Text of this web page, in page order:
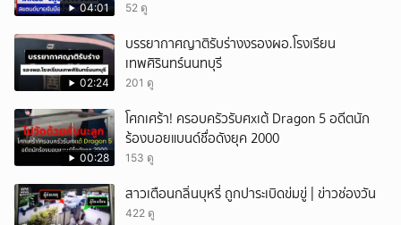
04:01 52 ดู
02:24
บรรยากาศญาติรับร่างงรองผอ.โรงเรียน
เทพศิรินทร์นนทบุรี
201 ดู
00:28
โศกเศร้า! ครอบครัวรับศxเต้ Dragon 5 อดีตนัก
ร้องบอยแบนด์ชื่อดังยุค 2000
153 ดู
สาวเตือนกลิ่นบุหรี่ ถูกปาระเบิดข่มขู่ | ข่าวช่องวัน
422 ดู